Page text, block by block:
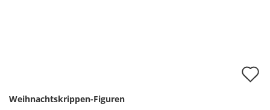
Weihnachtskrippen-Figuren